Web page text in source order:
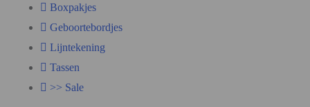
Boxpakjes
Geboortebordjes
Lijntekening
Tassen
>> Sale